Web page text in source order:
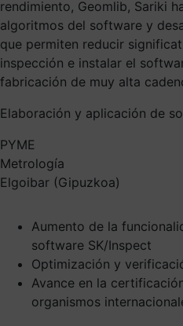
rendimiento, Geomlib, Sariki
algoritmos del software y
que permiten reducir
inspección e instalar el
fabricación de muy alta
Elaboración y aplicación de
PYME
Metrología
Elgoibar (Gipuzkoa)
Aumento de la
software SK/Inspect
Optimización y
Avance en la
organismos